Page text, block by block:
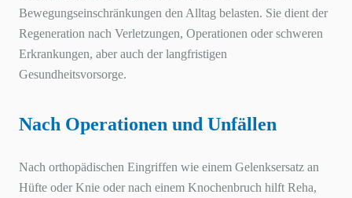
Bewegungseinschränkungen den Alltag belasten. Sie dient der
Regeneration nach Verletzungen, Operationen oder schweren
Erkrankungen, aber auch der langfristigen
Gesundheitsvorsorge.
Nach Operationen und Unfällen
Nach orthopädischen Eingriffen wie einem Gelenksersatz an
Hüfte oder Knie oder nach einem Knochenbruch hilft Reha,